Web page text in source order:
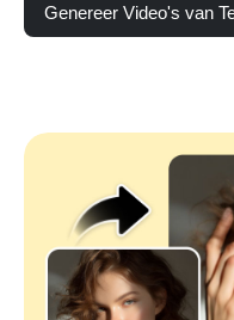
Genereer Video's van